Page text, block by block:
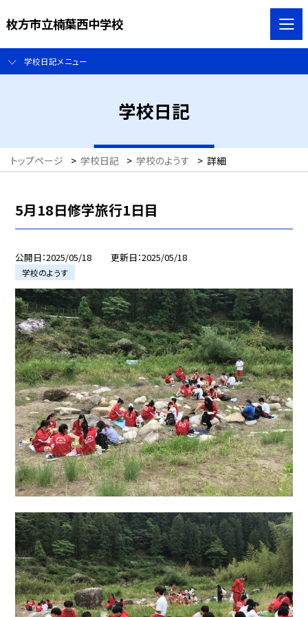
枚方市立楠葉西中学校
学校日記メニュー
学校日記
トップページ > 学校日記 > 学校のようす > 詳細
5月18日修学旅行1日目
公開日 2025/05/18 更新日 2025/05/18
学校のようす